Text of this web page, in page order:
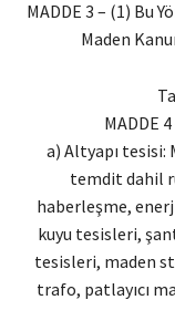
MADDE 3 – (1) Bu
Maden
MADDE
a) Altyapı
temdit dahil
haberleşme,
kuyu tesisleri,
tesisleri, maden
trafo, patlayıcı